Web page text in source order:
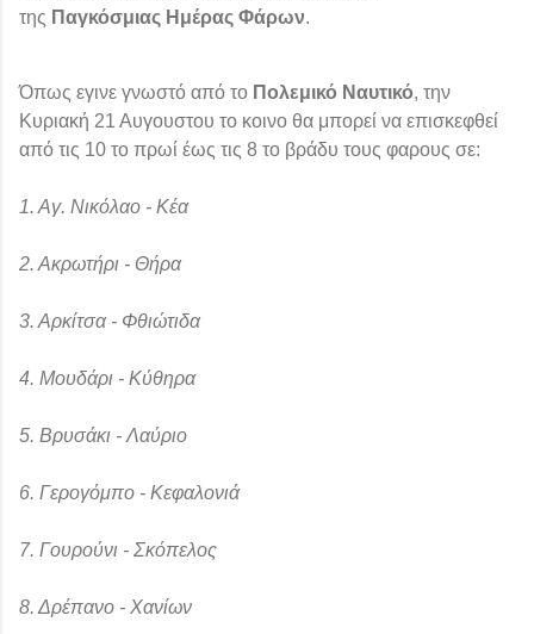
της Παγκόσμιας Ημέρας Φάρων.
Όπως εγινε γνωστό από το Πολεμικό Ναυτικό, την
Κυριακή 21 Αυγουστου το κοινο θα μπορεί να επισκεφθεί
από τις 10 το πρωί έως τις 8 το βράδυ τους φαρους σε:
1. Αγ. Νικόλαο - Κέα
2. Ακρωτήρι - Θήρα
3. Αρκίτσα - Φθιώτιδα
4. Μουδάρι - Κύθηρα
5. Βρυσάκι - Λαύριο
6. Γερογόμπο - Κεφαλονιά
7. Γουρούνι - Σκόπελος
8. Δρέπανο - Χανίων